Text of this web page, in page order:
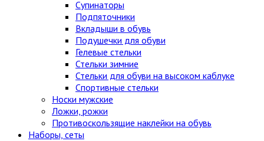
Супинаторы
Подпяточники
Вкладыши в обувь
Подушечки для обуви
Гелевые стельки
Стельки зимние
Стельки для обуви на высоком каблуке
Спортивные стельки
Носки мужские
Ложки, рожки
Противоскользящие наклейки на обувь
Наборы, сеты